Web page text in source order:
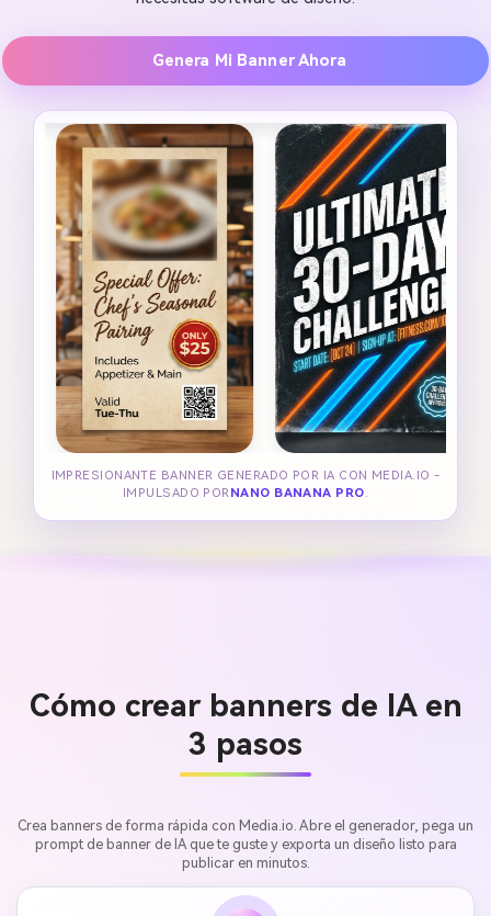
Genera Mi Banner Ahora
IMPRESIONANTE BANNER GENERADO POR IA CON MEDIA.IO -
IMPULSADO POR NANO BANANA PRO.
Cómo crear banners de IA en
3 pasos
Crea banners de forma rápida con Media.io. Abre el generador, pega un
prompt de banner de IA que te guste y exporta un diseño listo para
publicar en minutos.